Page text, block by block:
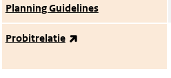
Planning Guidelines
Probitrelatie (externe link)